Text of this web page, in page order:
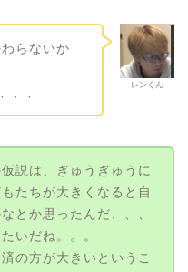
レンくん
らないか
、、
説は、ぎゅうぎゅうに
たちが大きくなると自
とか思ったんだ、、、
いだね。。。
の方が大きいというこ